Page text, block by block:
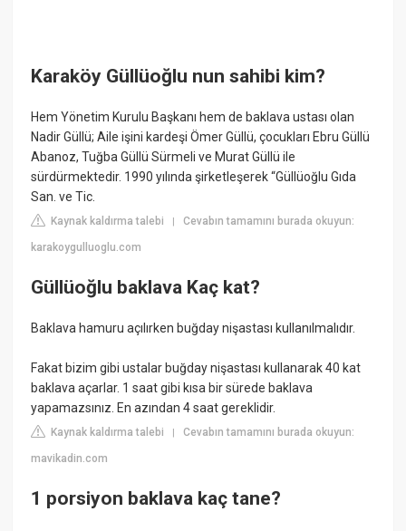
Karaköy Güllüoğlu nun sahibi kim?
Hem Yönetim Kurulu Başkanı hem de baklava ustası olan
Nadir Güllü; Aile işini kardeşi Ömer Güllü, çocukları Ebru Güllü
Abanoz, Tuğba Güllü Sürmeli ve Murat Güllü ile
sürdürmektedir. 1990 yılında şirketleşerek “Güllüoğlu Gıda
San. ve Tic.
Kaynak kaldırma talebi |Cevabın tamamını burada okuyun:
karakoygulluoglu.com
Güllüoğlu baklava Kaç kat?
Baklava hamuru açılırken buğday nişastası kullanılmalıdır.
Fakat bizim gibi ustalar buğday nişastası kullanarak 40 kat
baklava açarlar. 1 saat gibi kısa bir sürede baklava
yapamazsınız. En azından 4 saat gereklidir.
Kaynak kaldırma talebi |Cevabın tamamını burada okuyun:
mavikadin.com
1 porsiyon baklava kaç tane?